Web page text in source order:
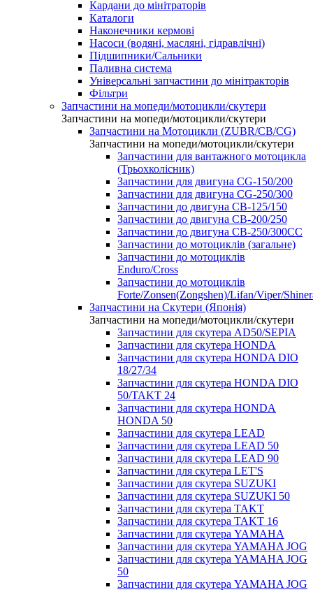
Кардани до мінітраторів
Каталоги
Наконечники кермові
Насоси (водяні, масляні, гідравлічні)
Підшипники/Сальники
Паливна система
Універсальні запчастини до мінітракторів
Фільтри
Запчастини на мопеди/мотоцикли/скутери
Запчастини на мопеди/мотоцикли/скутери
Запчастини на Мотоцикли (ZUBR/CB/CG)
Запчастини на мопеди/мотоцикли/скутери
Запчастини для вантажного мотоцикла
(Трьохколісник)
Запчастини для двигуна CG-150/200
Запчастини для двигуна CG-250/300
Запчастини до двигуна CB-125/150
Запчастини до двигуна CB-200/250
Запчастини до двигуна CB-250/300СС
Запчастини до мотоциклів (загальне)
Запчастини до мотоциклів
Enduro/Cross
Запчастини до мотоциклів
Forte/Zonsen(Zongshen)/Lifan/Viper/
Запчастини на Скутери (Японія)
Запчастини на мопеди/мотоцикли/скутери
Запчастини для скутера AD50/SEPIA
Запчастини для скутера HONDA
Запчастини для скутера HONDA DIO
18/27/34
Запчастини для скутера HONDA DIO
50/TAKT 24
Запчастини для скутера HONDA
HONDA 50
Запчастини для скутера LEAD
Запчастини для скутера LEAD 50
Запчастини для скутера LEAD 90
Запчастини для скутера LET'S
Запчастини для скутера SUZUKI
Запчастини для скутера SUZUKI 50
Запчастини для скутера TAKT
Запчастини для скутера TAKT 16
Запчастини для скутера YAMAHA
Запчастини для скутера YAMAHA JOG
Запчастини для скутера YAMAHA JOG
50
Запчастини для скутера YAMAHA JOG